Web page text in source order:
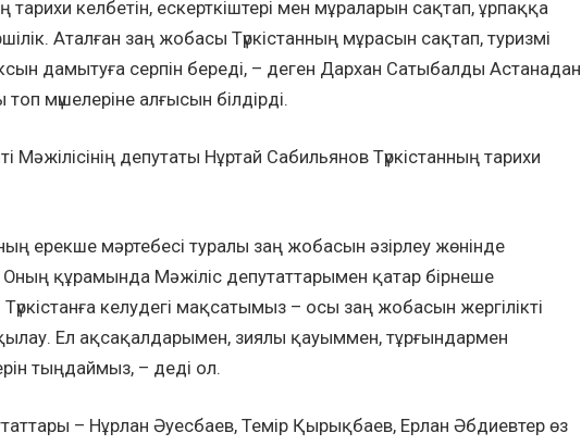
тарихи келбетін, ескерткіштері мен мұраларын сақтап, ұрпаққа
Аталған заң жобасы Түркістанның мұрасын сақтап, туризмі
дамытуға серпін береді, – деген Дархан Сатыбалды Астанадан
мүшелеріне алғысын білдірді.
Мәжілісінің депутаты Нұртай Сабильянов Түркістанның тарихи
ерекше мәртебесі туралы заң жобасын әзірлеу жөнінде
құрамында Мәжіліс депутаттарымен қатар бірнеше
Түркістанға келудегі мақсатымыз – осы заң жобасын жергілікті
Ел ақсақалдарымен, зиялы қауыммен, тұрғындармен
тыңдаймыз, – деді ол.
– Нұрлан Әуесбаев, Темір Қырықбаев, Ерлан Әбдиевтер өз